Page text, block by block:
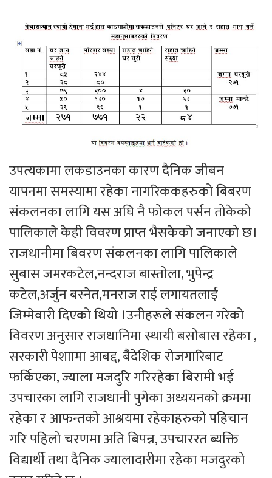
उपत्यकामा लकडाउनका कारण दैनिक जीबन
यापनमा समस्यामा रहेका नागरिककहरुको बिबरण
संकलनका लागि यस अघि नै फोकल पर्सन तोकेको
पालिकाले केही विवरण प्राप्त भैसकेको जनाएको छ।
राजधानीमा बिवरण संकलनका लागि पालिकाले
सुबास जमरकटेल,नन्दराज बास्तोला, भुपेन्द्र
कटेल,अर्जुन बस्नेत,मनराज राई लगायतलाई
जिम्मेवारी दिएको थियो ।उनीहरूले संकलन गरेको
विवरण अनुसार राजधानिमा स्थायी बसोबास रहेका ,
सरकारी पेशाामा आबद्द, बैदेशिक रोजगारिबाट
फर्किएका, ज्याला मजदुरि गरिरहेका बिरामी भई
उपचारका लागि राजधानी पुगेका अध्ययनको क्रममा
रहेका र आफन्तको आश्रयमा रहेकाहरुको पहिचान
गरि पहिलो चरणमा अति बिपन्न, उपचाररत ब्यक्ति
विद्यार्थी तथा दैनिक ज्यालादारीमा रहेका मजदुरको